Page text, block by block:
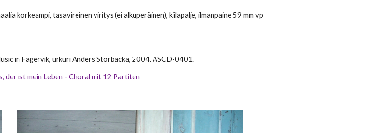
korkeampi, tasavireinen viritys (ei alkuperäinen), kiilapalje, ilmanpaine59 mm vp
in Fagervik, urkuriAnders Storbacka, 2004. ASCD-0401.
der ist mein Leben - Choral mit 12 Partiten